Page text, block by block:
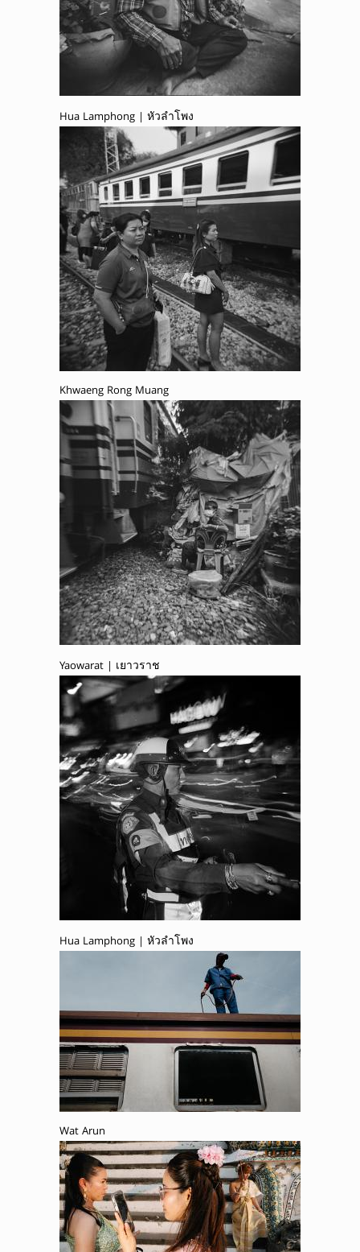
Hua Lamphong | หัวลำโพง
Khwaeng Rong Muang
Yaowarat | เยาวราช
Hua Lamphong | หัวลำโพง
Wat Arun